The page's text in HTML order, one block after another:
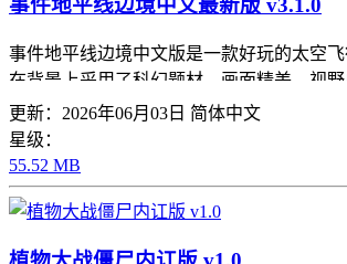
事件地平线边境中文最新版 v3.1.0
事件地平线边境中文版是一款好玩的太空
在背景上采用了科幻题材，画面精美，视
良好的视觉效果体验。游戏背景是在“Event
界中展开
更新：2026年06月03日 简体中文
星级：
55.52 MB